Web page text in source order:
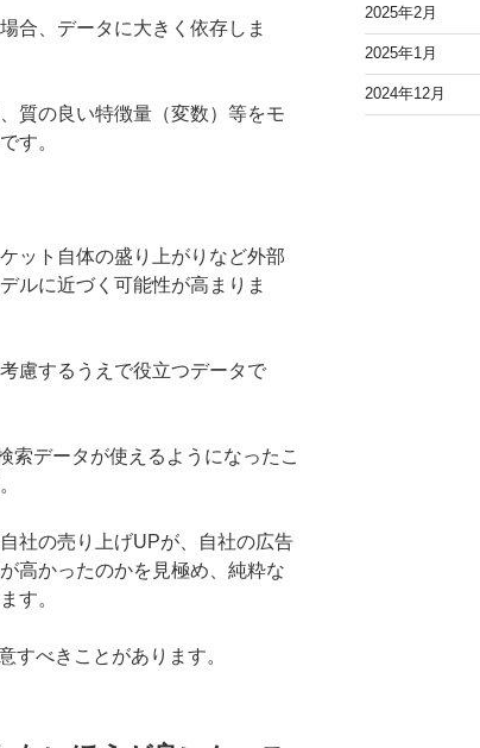
合、データに大きく依存しま
質の良い特徴量（変数）等をモ
す。
ット自体の盛り上がりなど外部
ルに近づく可能性が高まりま
慮するうえで役立つデータで
索データが使えるようになったこ
社の売り上げUPが、自社の広告
高かったのかを見極め、純粋な
す。
すべきことがあります。
2025年2月
2025年1月
2024年12月